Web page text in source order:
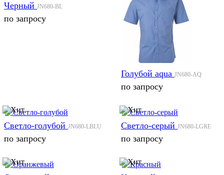
Черный JN680-BL
по запросу
Голубой aqua JN680-AQ
по запросу
Светло-голубой JN680-LBLU
по запросу
Светло-серый JN680-LGRE
по запросу